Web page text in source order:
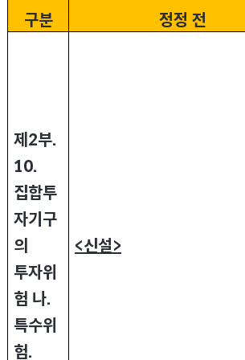
구분 정정 전
제2부.
10.
집합투
자기구
의
투자위
험 나.
특수위
험.
<신설>